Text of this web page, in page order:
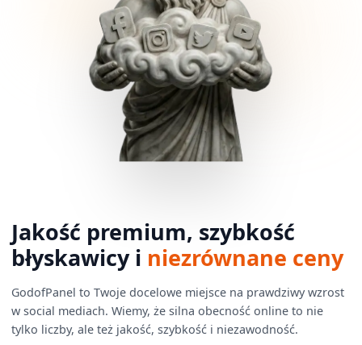
Jakość premium, szybkość
błyskawicy i niezrównane ceny
GodofPanel to Twoje docelowe miejsce na prawdziwy wzrost
w social mediach. Wiemy, że silna obecność online to nie
tylko liczby, ale też jakość, szybkość i niezawodność.